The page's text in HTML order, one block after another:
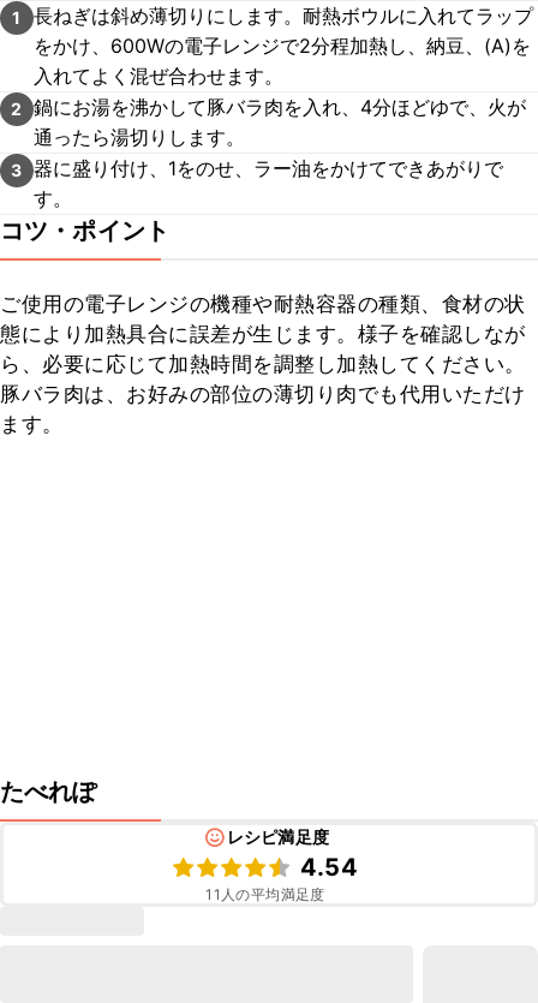
1
長ねぎは斜め薄切りにします。耐熱ボウルに入れてラップ
をかけ、600Wの電子レンジで2分程加熱し、納豆、(A)を
入れてよく混ぜ合わせます。
2
鍋にお湯を沸かして豚バラ肉を入れ、4分ほどゆで、火が
通ったら湯切りします。
3 器に盛り付け、1をのせ、ラー油をかけてできあがりで
す。
コツ・ポイント
ご使用の電子レンジの機種や耐熱容器の種類、食材の状
態により加熱具合に誤差が生じます。様子を確認しなが
ら、必要に応じて加熱時間を調整し加熱してください。
豚バラ肉は、お好みの部位の薄切り肉でも代用いただけ
ます。
たべれぽ
レシピ満足度
4.54
11 人の平均満足度